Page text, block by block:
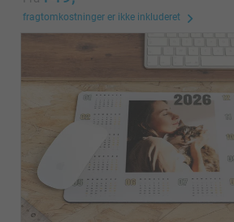
fragtomkostninger er ikke inkluderet